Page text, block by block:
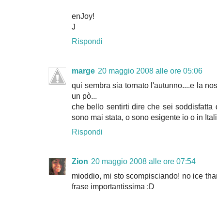
enJoy!
J
Rispondi
marge 20 maggio 2008 alle ore 05:06
qui sembra sia tornato l'autunno....e la
un pò...
che bello sentirti dire che sei
sono mai stata, o sono esigente io o in
Rispondi
Zion 20 maggio 2008 alle ore 07:54
mioddio, mi sto scompisciando! no ice
frase importantissima :D